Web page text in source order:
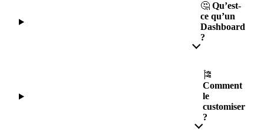
🤔 Qu’est-
ce qu’un
Dashboard
?
🎏
Comment
le
customiser
?